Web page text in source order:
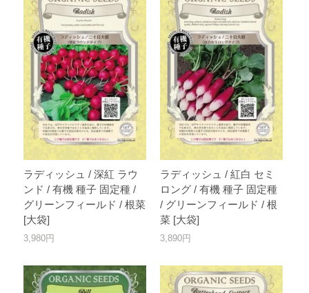
ラディッシュ / 深紅 ラウ
ンド / 有機 種子 固定種 /
グリーンフィールド / 根菜
[大袋]
3,980円
ラディッシュ / 紅白 セミ
ロング / 有機 種子 固定種
/ グリーンフィールド / 根
菜 [大袋]
3,890円